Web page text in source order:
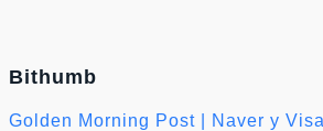
Bithumb
Golden Morning Post | Naver y